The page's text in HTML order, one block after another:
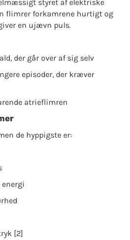
styret af elektriske
flimrer forkamrene hurtigt og
en ujævn puls.
der går over af sig selv
episoder, der kræver
atrieflimren
de hyppigste er:
[2]